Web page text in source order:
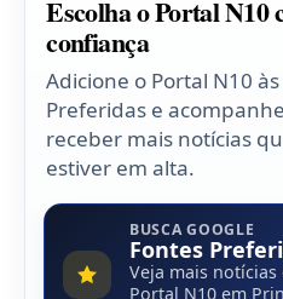
Escolha o Portal N10
confiança
Adicione o Portal N10
Preferidas e
receber mais notícias
estiver em alta.
BUSCA GOOGLE
Fontes
Veja mais notícias
Portal N10 em